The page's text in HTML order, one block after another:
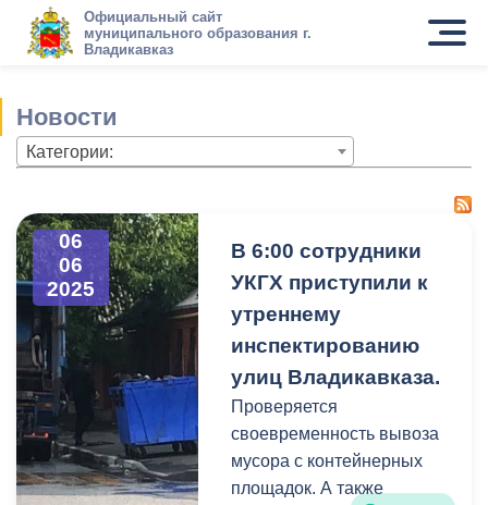
Официальный сайт
муниципального образования г.
Владикавказ
Новости
Категории:
06
06
2025
В 6:00 сотрудники
УКГХ приступили к
утреннему
инспектированию
улиц Владикавказа.
Проверяется
своевременность вывоза
мусора с контейнерных
площадок. А также